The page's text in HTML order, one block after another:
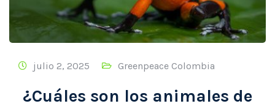
julio 2, 2025 Greenpeace Colombia
¿Cuáles son los animales de